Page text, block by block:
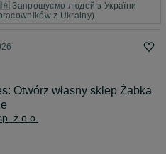
Запрошуємо людей з України
z Ukrainy)
Otwórz własny sklep Żabka
z o.o.